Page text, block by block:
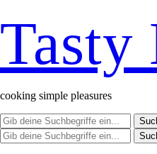
Tasty
cooking simple pleasures